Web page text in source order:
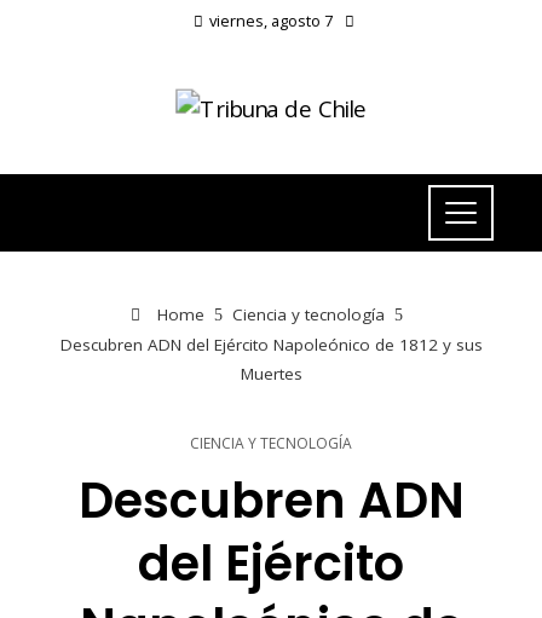
viernes, agosto 7
Home
Ciencia y tecnología
Descubren ADN del Ejército Napoleónico de 1812 y sus
Muertes
CIENCIA Y TECNOLOGÍA
Descubren ADN
del Ejército